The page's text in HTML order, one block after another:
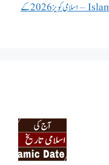
Islamic Quiz 2026 In Urdu – اسلامی کویز 2026 کے